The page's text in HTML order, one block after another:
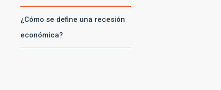
¿Cómo se define una recesión
económica?